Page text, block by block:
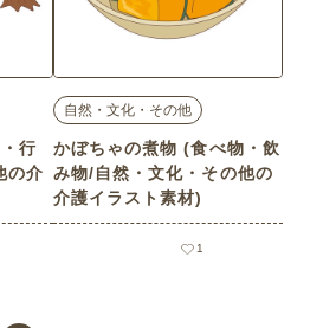
行
の介
自然・文化・その他
かぼちゃの煮物 (食べ物・飲
み物/自然・文化・その他の
介護イラスト素材)
1